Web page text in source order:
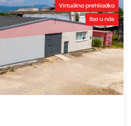
Virtuálna prehliadka
Iba u nás